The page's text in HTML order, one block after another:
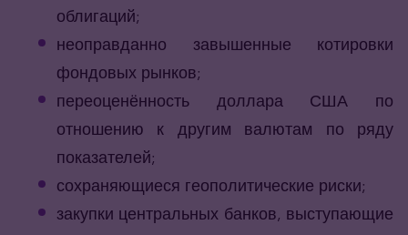
облигаций;
неоправданно завышенные котировки
фондовых рынков;
переоценённость доллара США по
отношению к другим валютам по ряду
показателей;
сохраняющиеся геополитические риски;
закупки центральных банков, выступающие